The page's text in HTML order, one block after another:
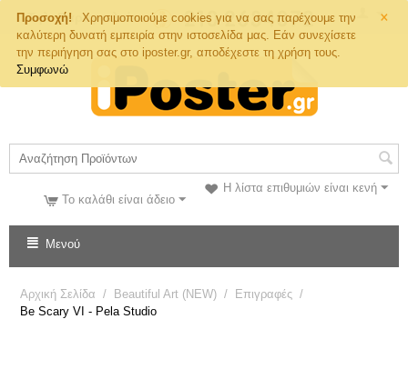
×
Προσοχή!
Χρησιμοποιούμε cookies για να σας παρέχουμε την
καλύτερη δυνατή εμπειρία στην ιστοσελίδα μας. Εάν συνεχίσετε
την περιήγηση σας στο iposter.gr, αποδέχεστε τη χρήση τους.
Συμφωνώ
Τηλ. Παραγγελιών
Η λίστα επιθυμιών είναι κενή
Το καλάθι είναι άδειο
Μενού
Αρχική Σελίδα / Beautiful Art (NEW) / Επιγραφές /
Be Scary VI - Pela Studio